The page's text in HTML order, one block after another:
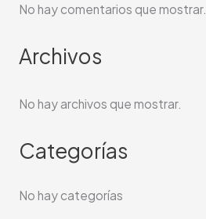
No hay comentarios que mostrar.
Archivos
No hay archivos que mostrar.
Categorías
No hay categorías